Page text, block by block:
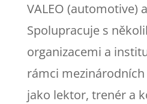
VALEO (automotive)
Spolupracuje s
organizacemi a
rámci
jako lektor, trenér a